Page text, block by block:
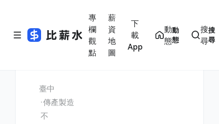
專
欄
觀
點
薪
資
地
圖
下
載
App
動
態
動
態
搜
尋
搜
尋
臺中
傳產製造
不